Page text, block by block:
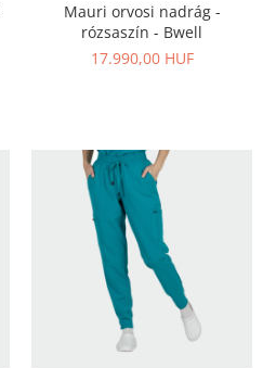
Mauri orvosi nadrág -
rózsaszín - Bwell
17.990,00 HUF